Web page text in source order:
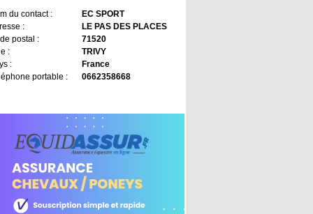
du contact :
EC SPORT
:
LE PAS DES PLACES
postal :
71520
:
TRIVY
:
France
portable :
0662358668